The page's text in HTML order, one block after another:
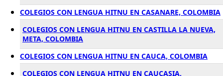
COLEGIOS CON LENGUA HITNU EN CASANARE, COLOMBIA
COLEGIOS CON LENGUA HITNU EN CASTILLA LA NUEVA,
META, COLOMBIA
COLEGIOS CON LENGUA HITNU EN CAUCA, COLOMBIA
COLEGIOS CON LENGUA HITNU EN CAUCASIA,